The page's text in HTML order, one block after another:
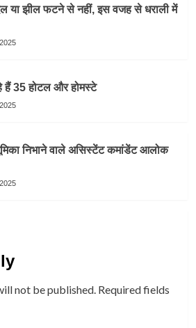
या झील फटने से नहीं, इस वजह से धराली में
हैं 35 होटल और होमस्टे
निभाने वाले असिस्टेंट कमांडेंट आलोक
not be published. Required fields